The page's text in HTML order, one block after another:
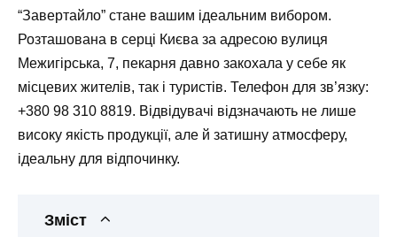
“Завертайло” стане вашим ідеальним вибором.
Розташована в серці Києва за адресою вулиця
Межигірська, 7, пекарня давно закохала у себе як
місцевих жителів, так і туристів. Телефон для зв’язку:
+380 98 310 8819. Відвідувачі відзначають не лише
високу якість продукції, але й затишну атмосферу,
ідеальну для відпочинку.
Зміст